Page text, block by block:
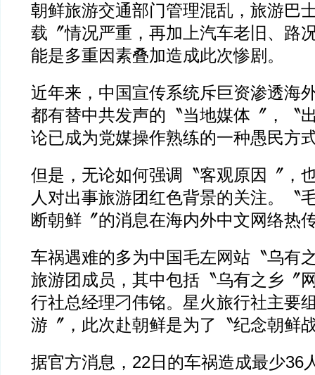
朝鲜旅游交通部门管理混乱，旅游巴
载〞情况严重，再加上汽车老旧、路
能是多重因素叠加造成此次惨剧。
近年来，中国宣传系统斥巨资渗透海
都有替中共发声的〝当地媒体〞，〝
论已成为党媒操作熟练的一种愚民方
但是，无论如何强调〝客观原因〞，
人对出事旅游团红色背景的关注。〝
断朝鲜〞的消息在海内外中文网络热
车祸遇难的多为中国毛左网站〝乌有
旅游团成员，其中包括〝乌有之乡〞
行社总经理刁伟铭。星火旅行社主要
游〞，此次赴朝鲜是为了〝纪念朝鲜
据官方消息，22日的车祸造成最少36